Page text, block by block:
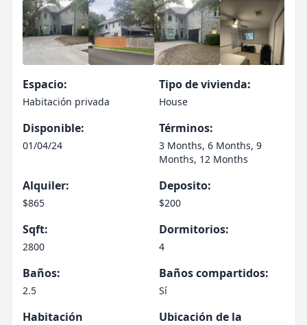
Espacio:
Habitación privada
Tipo de vivienda:
House
Disponible:
01/04/24
Términos:
3 Months, 6 Months, 9
Months, 12 Months
Alquiler:
$865
Deposito:
$200
Sqft:
2800
Dormitorios:
4
Baños:
2.5
Baños compartidos:
Sí
Habitación
Ubicación de la